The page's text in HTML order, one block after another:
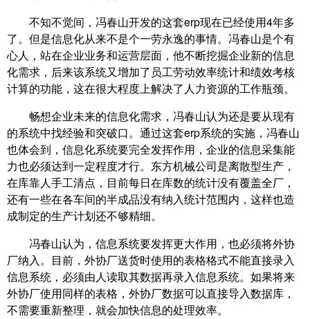
不知不觉间，冯春山开发的这套erp现在已经使用4年多
了。但是信息化从来不是个一劳永逸的事情。冯春山是个有
心人，站在企业业务和运营层面，他不断挖掘企业新的信息
化需求，后来该系统又增加了员工劳动效率统计和绩效考核
计算的功能，这在很大程度上解决了人力资源的工作瓶颈。
畅想企业未来的信息化需求，冯春山认为还是要从现有
的系统中找经验和突破口。通过这套erp系统的实施，冯春山
也体会到，信息化系统要完全发挥作用，企业的信息采集能
力也必须达到一定程度才行。东方机械公司是离散型生产，
在库靠人手工清点，目前每日在库数的统计没有覆盖全厂，
还有一些在各车间的半成品没有纳入统计范围内，这样也造
成制定的生产计划还不够精细。
冯春山认为，信息系统要发挥更大作用，也必须将外协
厂纳入。目前，外协厂送货时使用的表格格式不能直接录入
信息系统，必须由人读取其数据再录入信息系统。如果将来
外协厂使用同样的表格，外协厂数据可以直接导入数据库，
不需要重新整理，就会加快信息的处理效率。